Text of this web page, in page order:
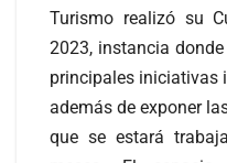
Turismo realizó su
2023, instancia
principales iniciativas
además de exponer
que se estará